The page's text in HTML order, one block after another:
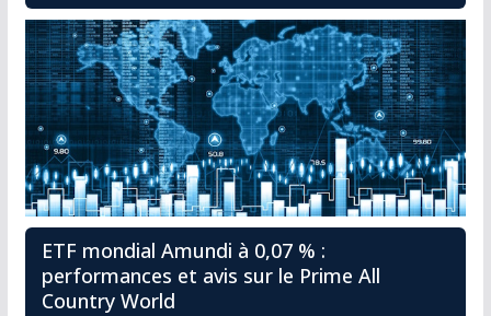
ETF mondial Amundi à 0,07 % :
performances et avis sur le Prime All
Country World